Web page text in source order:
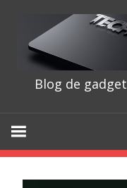
content
Blog de